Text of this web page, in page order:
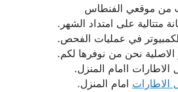
من موقعي الفنطاس
متتالية على امتداد الشهر.
في عمليات الفحص.
الاصلية نحن من نوفرها لكم.
الاطارات اامام المنزل.
الاطارات امام المنزل.